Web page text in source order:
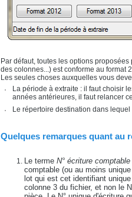
Par défaut, toutes les options
des colonnes...) est conforme au format
Les seules choses auxquelles vous
La période à extraite : il faut choisir
années antérieures, il faut relancer
Le répertoire destination dans
Quelques remarques quant au
Le terme N° écriture comptable
comptable (ou au moins
lot qui est cet identifiant
colonne 3 du fichier, et non le